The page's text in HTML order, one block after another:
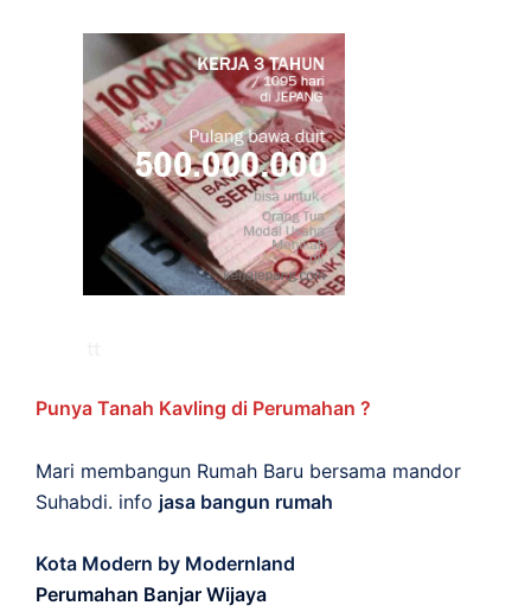
Punya Tanah Kavling di Perumahan ?
Mari membangun Rumah Baru bersama mandor
Suhabdi. info jasa bangun rumah
Kota Modern by Modernland
Perumahan Banjar Wijaya